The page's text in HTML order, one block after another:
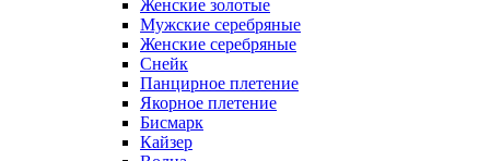
Женские золотые
Мужские серебряные
Женские серебряные
Снейк
Панцирное плетение
Якорное плетение
Бисмарк
Кайзер